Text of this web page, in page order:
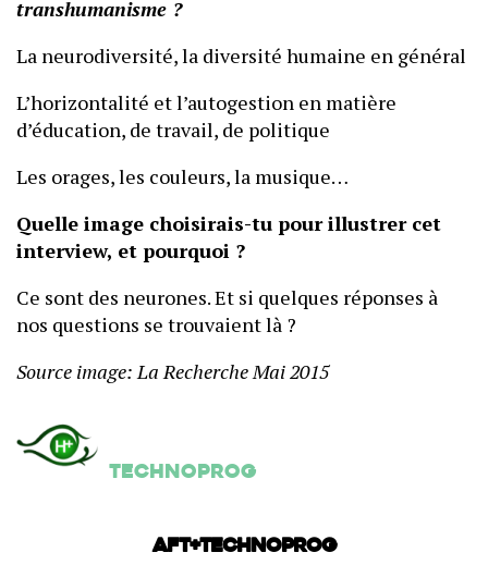
transhumanisme ?
La neurodiversité, la diversité humaine en général
L’horizontalité et l’autogestion en matière
d’éducation, de travail, de politique
Les orages, les couleurs, la musique…
Quelle image choisirais-tu pour illustrer cet
interview, et pourquoi ?
Ce sont des neurones. Et si quelques réponses à
nos questions se trouvaient là ?
Source image: La Recherche Mai 2015
Technoprog
AFT+Technoprog